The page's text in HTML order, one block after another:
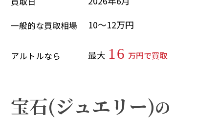
一般的な買取相場 10～12万円
アルトルなら 最大 16 万円で買取
宝石(ジュエリー)の